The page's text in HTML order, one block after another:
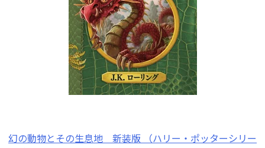
幻の動物とその生息地 新装版 （ハリー・ポッターシリー